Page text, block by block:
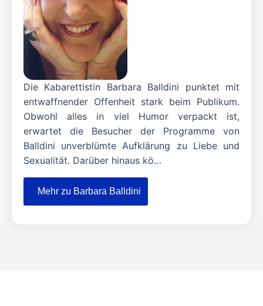
Die Kabarettistin Barbara Balldini punktet mit
entwaffnender Offenheit stark beim Publikum.
Obwohl alles in viel Humor verpackt ist,
erwartet die Besucher der Programme von
Balldini unverblümte Aufklärung zu Liebe und
Sexualität. Darüber hinaus kö…
Mehr zu Barbara Balldini